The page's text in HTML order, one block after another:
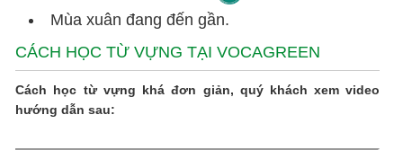
Mùa xuân đang đến gần.
CÁCH HỌC TỪ VỰNG TẠI VOCAGREEN
Cách học từ vựng khá đơn giản, quý khách xem video
hướng dẫn sau: